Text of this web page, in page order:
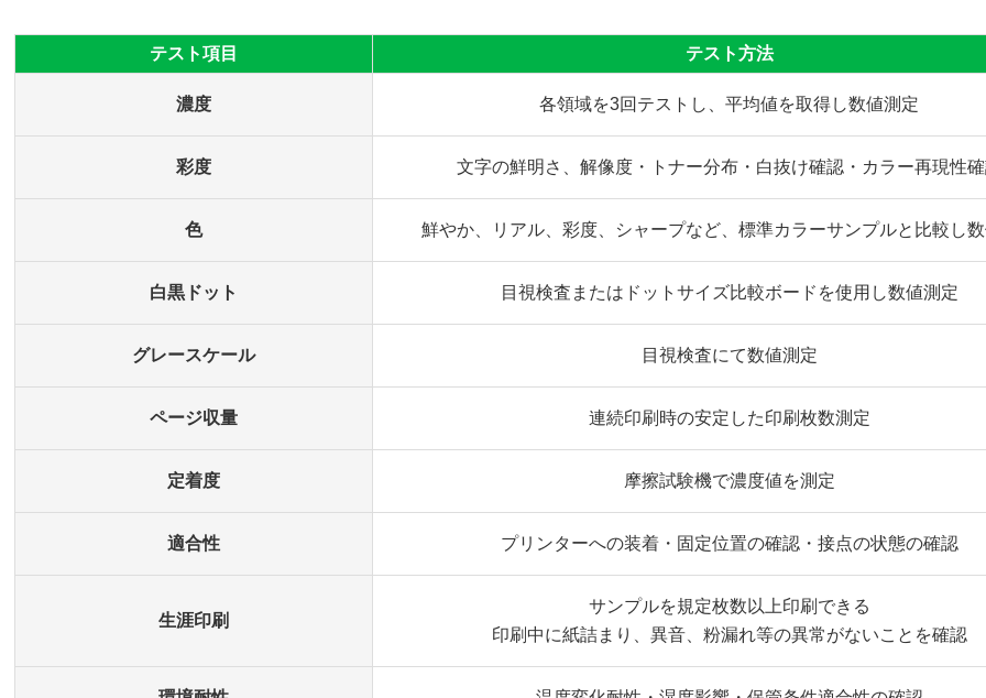
テスト項目 テスト方法
濃度 各領域を3回テストし、平均値を取得し数値測定
彩度 文字の鮮明さ、解像度・トナー分布・白抜け確認・カラー再現性
色 鮮やか、リアル、彩度、シャープなど、標準カラーサンプルと比較し
白黒ドット 目視検査またはドットサイズ比較ボードを使用し数値測定
グレースケール 目視検査にて数値測定
ページ収量 連続印刷時の安定した印刷枚数測定
定着度 摩擦試験機で濃度値を測定
適合性 プリンターへの装着・固定位置の確認・接点の状態の確認
生涯印刷
サンプルを規定枚数以上印刷できる
印刷中に紙詰まり、異音、粉漏れ等の異常がないことを確認